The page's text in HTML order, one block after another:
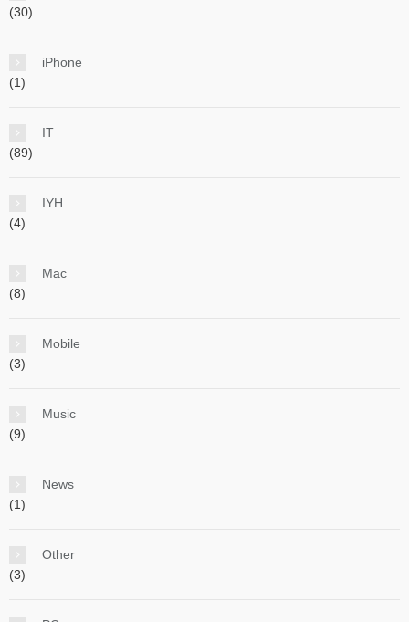
(30)
iPhone
(1)
IT
(89)
IYH
(4)
Mac
(8)
Mobile
(3)
Music
(9)
News
(1)
Other
(3)